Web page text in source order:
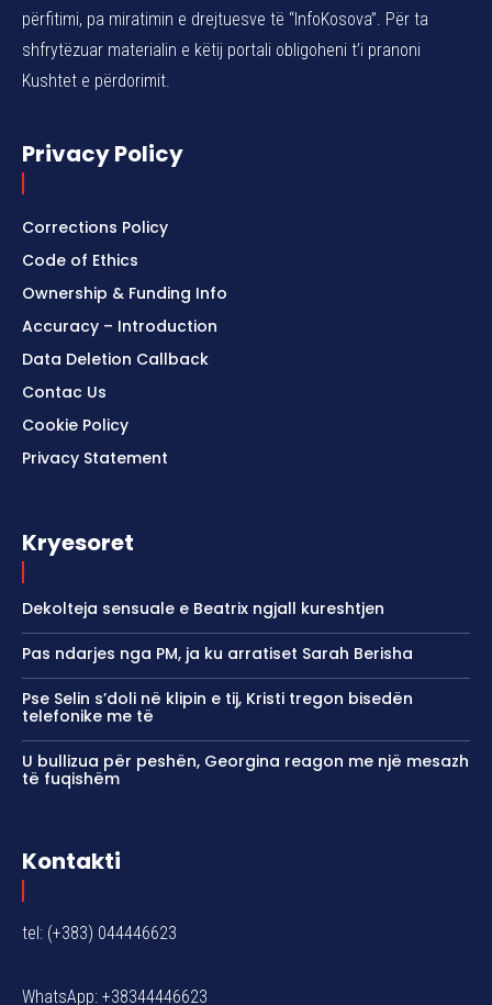
përfitimi, pa miratimin e drejtuesve të “InfoKosova”. Për ta
shfrytëzuar materialin e këtij portali obligoheni t’i pranoni
Kushtet e përdorimit.
Privacy Policy
Corrections Policy
Code of Ethics
Ownership & Funding Info
Accuracy – Introduction
Data Deletion Callback
Contac Us
Cookie Policy
Privacy Statement
Kryesoret
Dekolteja sensuale e Beatrix ngjall kureshtjen
Pas ndarjes nga PM, ja ku arratiset Sarah Berisha
Pse Selin s’doli në klipin e tij, Kristi tregon bisedën
telefonike me të
U bullizua për peshën, Georgina reagon me një mesazh
të fuqishëm
Kontakti
tel: (+383) 044446623
WhatsApp: +38344446623